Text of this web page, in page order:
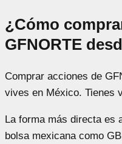
¿Cómo
GFNORTE
Comprar acciones de
vives en México. Tienes
La forma más directa es
bolsa mexicana como